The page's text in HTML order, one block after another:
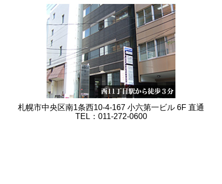
札幌市中央区南1条西10-4-167 小六第一ビル 6F 直通
TEL：011-272-0600